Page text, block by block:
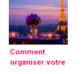
un outil en ligne
gratuit
Comment
organiser votre